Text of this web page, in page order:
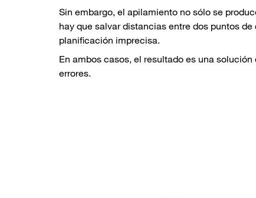
Sin embargo, el apilamiento no sólo se
hay que salvar distancias entre dos puntos
planificación imprecisa.
En ambos casos, el resultado es una
errores.